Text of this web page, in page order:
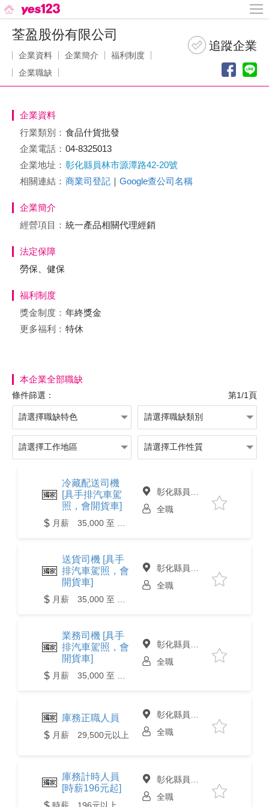
荃盈股份有限公司
企業資料 企業簡介
福利制度
企業職缺
企業資料
行業類別： 食品什貨批發
企業電話： 04-8325013
企業地址： 彰化縣員林市源潭路42-20號
相關連結： 商業司登記 ｜ Google查公司名稱
企業簡介
經營項目： 統一產品相關代理經銷
法定保障
勞保、健保
福利制度
獎金制度： 年終獎金
更多福利： 特休
本企業全部職缺
條件篩選： 第1/1頁
冷藏配送司機
[具手排汽車駕
照，會開貨車]
彰化縣員林市
全職
送貨司機 [具手
排汽車駕照，會
開貨車]
彰化縣員林市
全職
業務司機 [具手
排汽車駕照，會
開貨車]
彰化縣員林市
全職
庫務正職人員
月薪 29,500元以上
彰化縣員林市
全職
庫務計時人員
[時薪196元起]
彰化縣員林市
全職